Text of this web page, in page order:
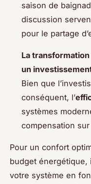
saison de
discussion
pour le partage
La
un
Bien que
conséquent, l’
systèmes
compensation
Pour un confort
budget
votre système en